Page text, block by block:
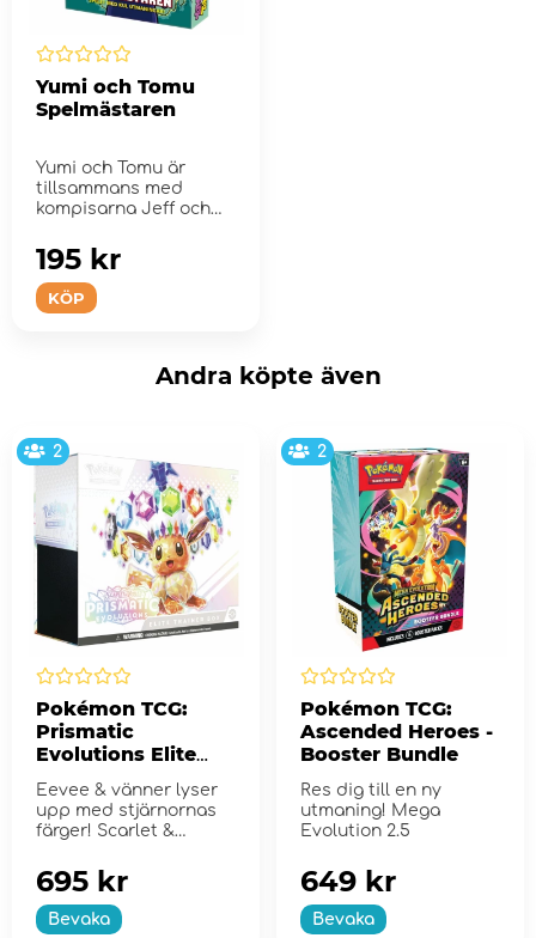
Yumi och Tomu
Spelmästaren
Yumi och Tomu är
tillsammans med
kompisarna Jeff och
upptäc...
KÖP
195 kr
Andra köpte även
2
Pokémon TCG:
Prismatic
Evolutions Elite
Trainer Box
Eevee & vänner lyser
upp med stjärnornas
färger! Scarlet &
Bevaka
695 kr
2
Pokémon TCG:
Ascended Heroes -
Booster Bundle
Res dig till en ny
utmaning! Mega
Evolution 2.5
Bevaka
649 kr